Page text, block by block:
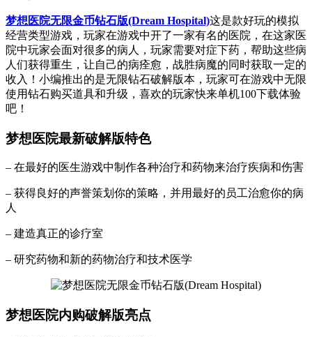
梦想医院无限金币钻石版(Dream Hospital)这是款好玩的模拟
经营类型游戏，玩家在游戏中开了一家有名的医院，在这家医
院中玩家会面对很多的病人，玩家需要对症下药，帮助这些病
人们获得重生，让自己的病痊愈，战胜病魔的同时获取一定的
收入！小编推出的是无限钻石破解版本，玩家可在游戏中无限
使用钻石购买道具和升级，喜欢的玩家快来单机100下载体验
吧！
梦想医院最新破解版特色
– 在最好的医生游戏中制作各种治疗和药物来治疗疾病和伤害
– 获得良好的声誉策划你的策略，并用最好的员工治愈你的病
人
– 建造真正的诊疗室
– 研究药物和新的药物治疗和技术医学
梦想医院内购破解版亮点